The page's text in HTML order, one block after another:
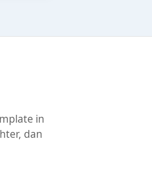
in
dan